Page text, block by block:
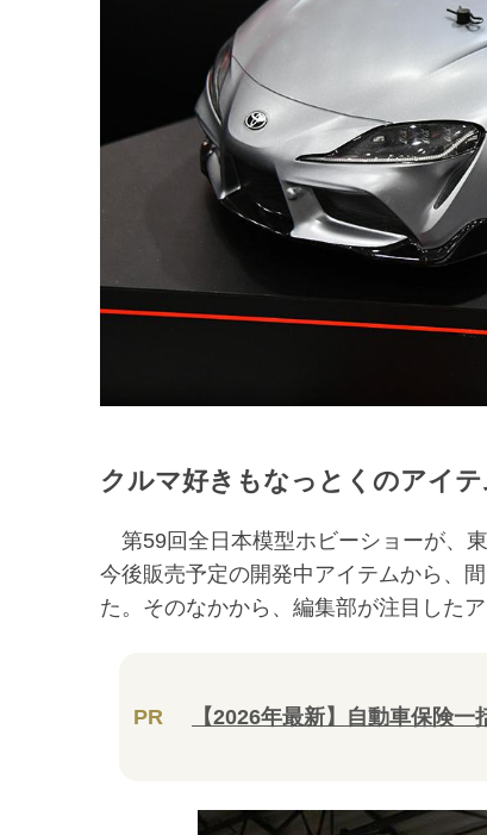
クルマ好きもなっとくのアイテ
第59回全日本模型ホビーショーが、
今後販売予定の開発中アイテムから、
た。そのなかから、編集部が注目した
PR 【2026年最新】自動車保険